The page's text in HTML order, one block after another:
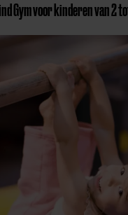
Gym voor kinderen van 2